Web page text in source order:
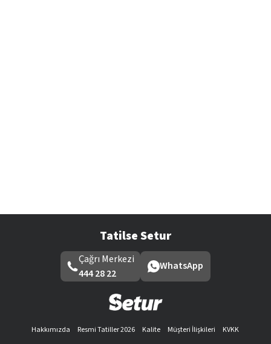
Tatilse Setur
Çağrı Merkezi
444 28 22
WhatsApp
Hakkımızda Resmi Tatiller 2026 Kalite Müşteri İlişkileri
KVKK